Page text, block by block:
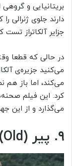
بریتانیایی و
دارند جلوی ژنرالی
جزایر آلکاتراز تست
در حالی که قطعا
می‌کنید جزیره‌ی
می‌کند، اما باز
کرد. این فیلم
می‌گذارد و از این
۹. پیر (Old)